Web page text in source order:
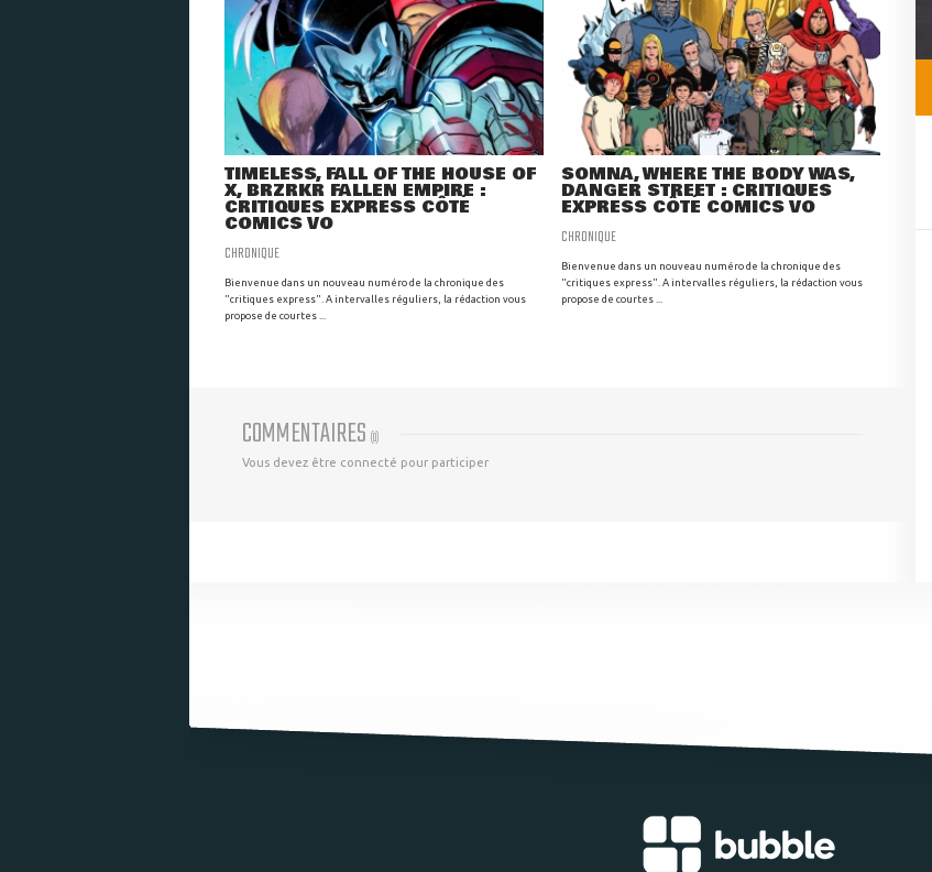
TIMELESS, FALL OF THE HOUSE OF
X, BRZRKR FALLEN EMPIRE :
CRITIQUES EXPRESS CÔTÉ
COMICS VO
CHRONIQUE
Bienvenue dans un nouveau numéro de la chronique des
"critiques express". A intervalles réguliers, la rédaction vous
propose de courtes ...
SOMNA, WHERE THE BODY WAS,
DANGER STREET : CRITIQUES
EXPRESS CÔTÉ COMICS VO
CHRONIQUE
Bienvenue dans un nouveau numéro de la chronique des
"critiques express". A intervalles réguliers, la rédaction vous
propose de courtes ...
COMMENTAIRES (0)
Vous devez être connecté pour participer